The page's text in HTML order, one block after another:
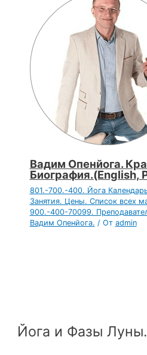
Вадим Опенйога.
Биография.(English,
801.-700.-400. Йога
Занятия. Цены. Список всех
900.-400-70099.
Вадим Опенйога. / От admin
Йога и Фазы Луны.